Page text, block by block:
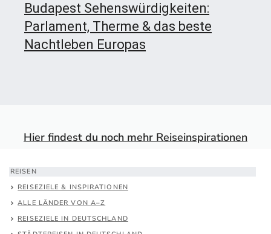
Budapest Sehenswürdigkeiten:
Parlament, Therme & das beste
Nachtleben Europas
Hier findest du noch mehr Reiseinspirationen
REISEN
REISEZIELE & INSPIRATIONEN
ALLE LÄNDER VON A–Z
REISEZIELE IN DEUTSCHLAND